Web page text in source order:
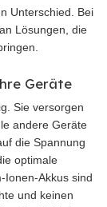
Unterschied. Bei
Lösungen, die
Geräte
Sie versorgen
andere Geräte
die Spannung
optimale
Ionen-Akkus sind
und keinen